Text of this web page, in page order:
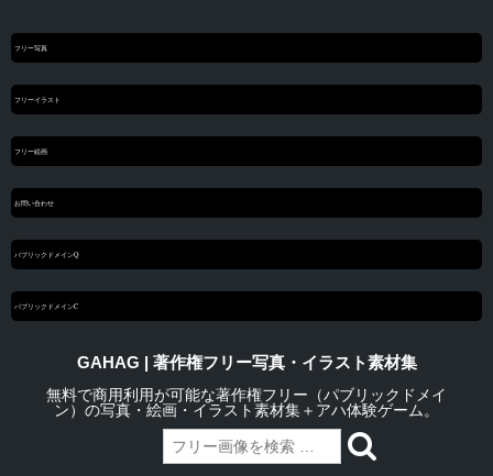
フリー写真
フリーイラスト
フリー絵画
お問い合わせ
パブリックドメインQ
パブリックドメインC
GAHAG | 著作権フリー写真・イラスト素材集
無料で商用利用が可能な著作権フリー（パブリックドメイ
ン）の写真・絵画・イラスト素材集＋アハ体験ゲーム。